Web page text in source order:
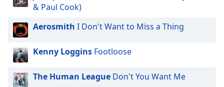
Opacity
Caption
Area
Background
& Paul Cook)
Aerosmith I Don't Want to Miss a Thing
Kenny Loggins Footloose
The Human League Don't You Want Me